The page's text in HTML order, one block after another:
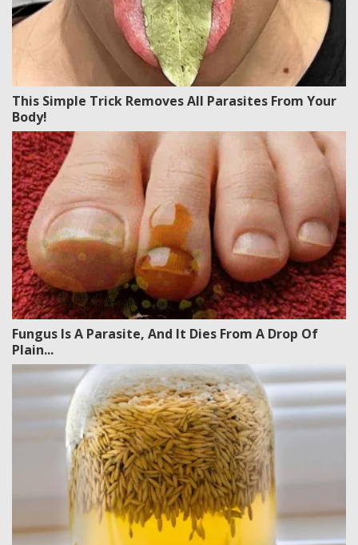
This Simple Trick Removes All Parasites From Your
Body!
Fungus Is A Parasite, And It Dies From A Drop Of
Plain...